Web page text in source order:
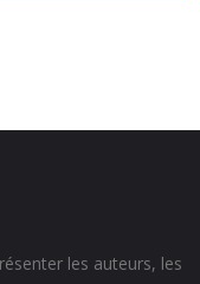
les auteurs, les